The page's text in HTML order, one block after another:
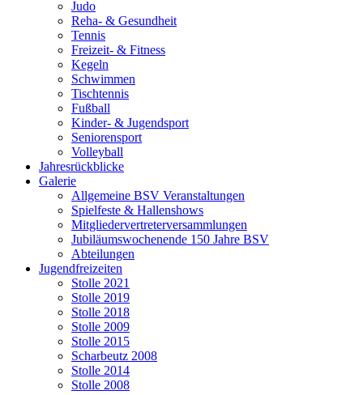
Judo
Reha- & Gesundheit
Tennis
Freizeit- & Fitness
Kegeln
Schwimmen
Tischtennis
Fußball
Kinder- & Jugendsport
Seniorensport
Volleyball
Jahresrückblicke
Galerie
Allgemeine BSV Veranstaltungen
Spielfeste & Hallenshows
Mitgliedervertreterversammlungen
Jubiläumswochenende 150 Jahre BSV
Abteilungen
Jugendfreizeiten
Stolle 2021
Stolle 2019
Stolle 2018
Stolle 2009
Stolle 2015
Scharbeutz 2008
Stolle 2014
Stolle 2008